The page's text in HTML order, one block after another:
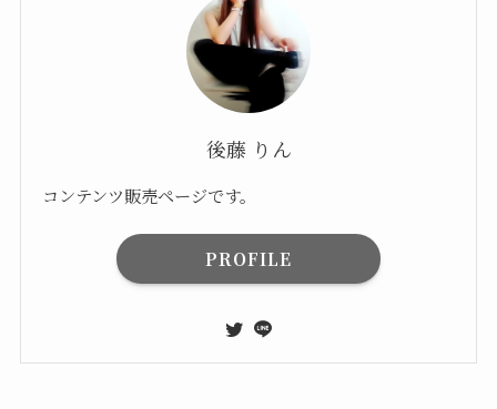
後藤 りん
コンテンツ販売ページです。
PROFILE